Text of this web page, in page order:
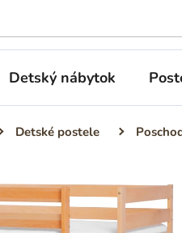
Detský nábytok
Detské postele